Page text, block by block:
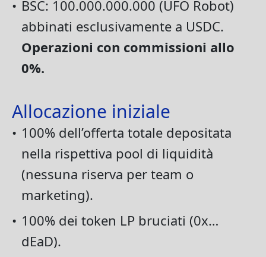
• BSC: 100.000.000.000 (UFO Robot)
abbinati esclusivamente a USDC.
Operazioni con commissioni allo
0%.
Allocazione iniziale
• 100% dell’offerta totale depositata
nella rispettiva pool di liquidità
(nessuna riserva per team o
marketing).
• 100% dei token LP bruciati (0x…
dEaD).